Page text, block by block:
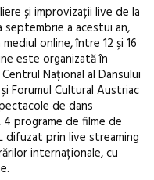
și improvizații live de la
a acestui an,
online, între 12 și 16
este organizată în
Național al Dansului
Forumul Cultural Austriac
de dans
programe de filme de
difuzat prin live streaming
internaționale, cu